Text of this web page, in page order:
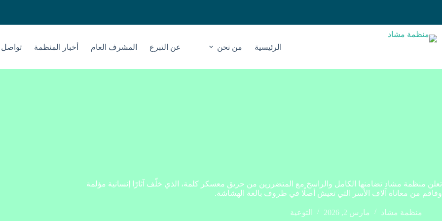
الرئيسية من نحن عن التبرع المشرف العام أخبار المنظمة تواصل
تعلن منظمة مشاد تضامنها الكامل والراسخ مع المتضررين من حريق معسكر كلمة، الذي خلّف آثارًا إنسانية مؤلمة
وفاقم من معاناة آلاف الأسر التي تعيش أصلًا في ظروف بالغة الهشاشة.
منظمة مشاد مارس 2, 2026 التوعية